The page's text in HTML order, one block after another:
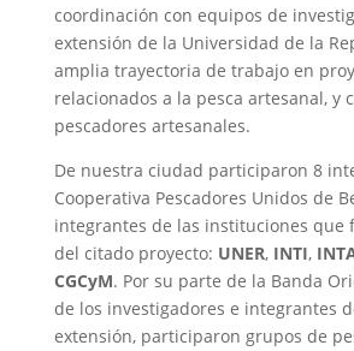
coordinación con equipos de
extensión de la Universidad de la
amplia trayectoria de trabajo en
relacionados a la pesca artesanal, y
pescadores artesanales.
De nuestra ciudad participaron 8
Cooperativa Pescadores Unidos de
integrantes de las instituciones que
del citado proyecto: UNER, INTI,
CGCyM. Por su parte de la Banda
de los investigadores e integrantes
extensión, participaron grupos de